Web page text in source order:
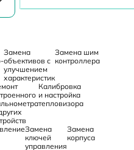
Замена
объективов с
улучшением
характеристик
Замена шим
контроллера
Калибровка
и настройка
тепловизора
Замена
ключей
управления
Замена
корпуса